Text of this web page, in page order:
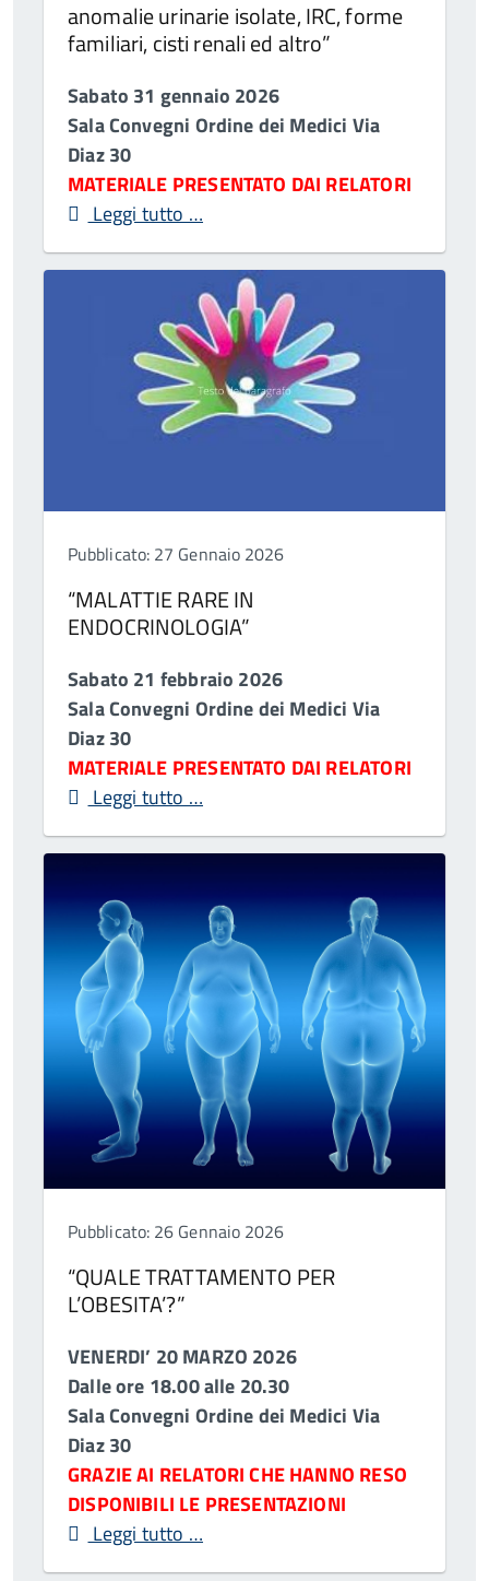
anomalie urinarie isolate, IRC, forme
familiari, cisti renali ed altro”
Sabato 31 gennaio 2026
Sala Convegni Ordine dei Medici Via
Diaz 30
MATERIALE PRESENTATO DAI RELATORI
Leggi tutto …
Pubblicato: 27 Gennaio 2026
“MALATTIE RARE IN
ENDOCRINOLOGIA”
Sabato 21 febbraio 2026
Sala Convegni Ordine dei Medici Via
Diaz 30
MATERIALE PRESENTATO DAI RELATORI
Leggi tutto …
Pubblicato: 26 Gennaio 2026
“QUALE TRATTAMENTO PER
L’OBESITA’?”
VENERDI’ 20 MARZO 2026
Dalle ore 18.00 alle 20.30
Sala Convegni Ordine dei Medici Via
Diaz 30
GRAZIE AI RELATORI CHE HANNO RESO
DISPONIBILI LE PRESENTAZIONI
Leggi tutto …